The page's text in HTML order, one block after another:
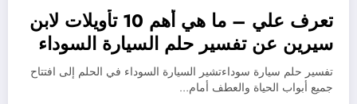
تعرف علي – ما هي أهم 10 تأويلات لابن
سيرين عن تفسير حلم السيارة السوداء
الفخمة؟ – بالتفصيل
تفسير حلم سيارة سوداءتشير السيارة السوداء في الحلم إلى افتتاح
جميع أبواب الحياة والعطف أمام…